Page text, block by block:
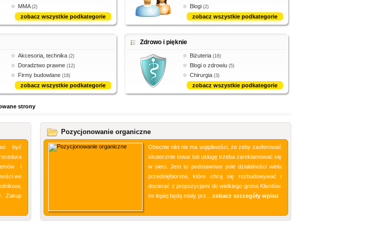
MMA (2)
zobacz wszystkie podkategorie
Blogi (2)
zobacz wszystkie podkategorie
Akcesoria, technika (2)
Doradztwo prawne (12)
Firmy budowlane (18)
zobacz wszystkie podkategorie
Zdrowo i pięknie
Biżuteria (16)
Blogi o zdrowiu (5)
Chirurgia (3)
zobacz wszystkie podkategorie
strony
być
i
we
Zakup
Pozycjonowanie organiczne
Obecnie nikt nie ma wątpliwości, że żeby zaoferować
skutecznie towar lub usługę trzeba zareklamować się
w sieci. Jest to podstawowe pole działalności wielu
przedsiębiorstw, które chcą się rozbudowywać i
docierać z propozycjami do wielkiego grona Klientów.
Im lepiej będą miały prz... zobacz szczegóły wpisu